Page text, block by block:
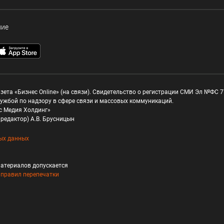
«Бизнес Online» (на связи). Свидетельство о регистрации СМИ Эл №ФС
по надзору в сфере связи и массовых коммуникаций.
Медия Холдинг»
А.В. Брусницын
данных
допускается
правил перепечатки